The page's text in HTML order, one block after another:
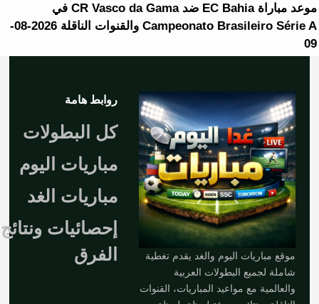
موعد مباراة EC Bahia ضد CR Vasco da Gama في
Campeonato Brasileiro Série A والقنوات الناقلة 2026-08-
09
موقع مباريات اليوم والغد يقدم تغطية
شاملة لجميع البطولات العربية
والعالمية مع مواعيد المباريات، القنوات
روابط هامة
كل البطولات
مباريات اليوم
مباريات الغد
إحصائيات ونتائج
الفرق